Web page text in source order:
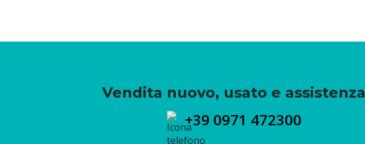
Vendita nuovo, usato e assistenza
+39 0971 472300